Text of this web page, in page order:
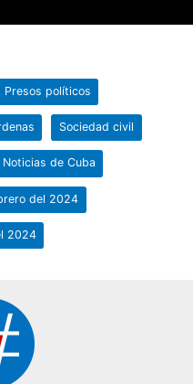
Presos políticos
Sociedad civil
Noticias de Cuba
del 2024
2024